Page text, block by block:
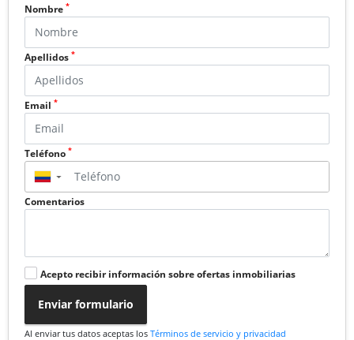
Nombre *
Apellidos *
Email *
Teléfono *
▼
Comentarios
Acepto recibir información sobre ofertas inmobiliarias
Enviar formulario
Al enviar tus datos aceptas los Términos de servicio y privacidad